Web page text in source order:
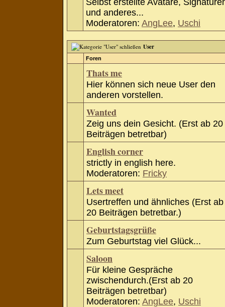
Selbst erstellte Avatare,
und anderes...
Moderatoren: AngLee, Uschi
User
Foren
Thats me
Hier können sich neue User den
anderen vorstellen.
Wanted
Zeig uns dein Gesicht. (Erst ab 20
Beiträgen betretbar)
English corner
strictly in english here.
Moderatoren: Fricky
Lets meet
Usertreffen und ähnliches (Erst ab
20 Beiträgen betretbar.)
Geburtstagsgrüße
Zum Geburtstag viel Glück...
Saloon
Für kleine Gespräche
zwischendurch.(Erst ab 20
Beiträgen betretbar)
Moderatoren: AngLee, Uschi